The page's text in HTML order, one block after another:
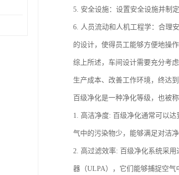
5. 安全设施：设置安全设施并制
6. 人员流动和人机工程学：合理
的设计，使得员工能够方便地操
综上所述，车间设计需要充分考
生产成本、改善工作环境，终达
百级净化是一种净化等级，也被
1. 高洁净度: 百级净化通常可以
气中的污染物少，能够满足对洁
2. 高过滤效率: 百级净化系统采
器（ULPA），它们能够捕捉空气